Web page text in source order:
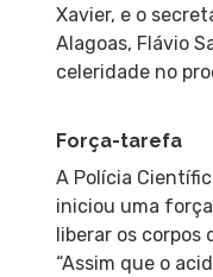
Xavier, e o
Alagoas, Flávio
celeridade no
Força-tarefa
A Polícia
iniciou uma
liberar os
“Assim que o